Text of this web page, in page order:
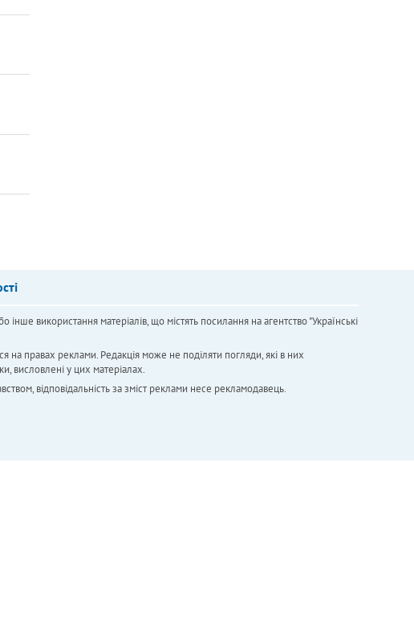
використання матеріалів, що містять посилання на агентство "Українськi
на правах реклами. Редакція може не поділяти погляди, які в них
висловлені у цих матеріалах.
відповідальність за зміст реклами несе рекламодавець.